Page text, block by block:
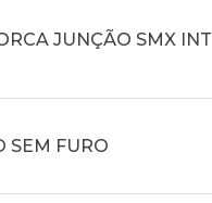
JUNÇÃO SMX INT
SEM FURO